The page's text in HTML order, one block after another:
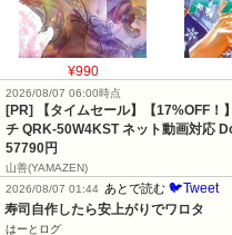
¥990
2026/08/07 06:00時点
[PR] 【タイムセール】【17%OFF！
チ QRK-50W4KST ネット動画対応
57790円
山善(YAMAZEN)
2026/08/07 01:44 あとで読む 🐦Tweet
寿司自作したら安上がりでワロタ
はーとログ